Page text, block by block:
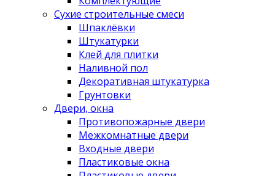
Сухие строительные смеси
Шпаклёвки
Штукатурки
Клей для плитки
Наливной пол
Декоративная штукатурка
Грунтовки
Двери, окна
Противопожарные двери
Межкомнатные двери
Входные двери
Пластиковые окна